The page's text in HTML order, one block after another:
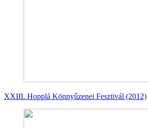
XXIII. Hopplá Könnyűzenei Fesztivál (2012)